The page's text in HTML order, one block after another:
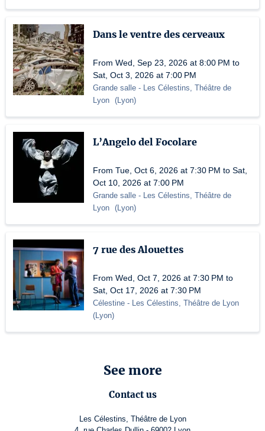
Dans le ventre des cerveaux
From Wed, Sep 23, 2026 at 8:00 PM to
Sat, Oct 3, 2026 at 7:00 PM
Grande salle - Les Célestins, Théâtre de
Lyon (Lyon)
L’Angelo del Focolare
From Tue, Oct 6, 2026 at 7:30 PM to Sat,
Oct 10, 2026 at 7:00 PM
Grande salle - Les Célestins, Théâtre de
Lyon (Lyon)
7 rue des Alouettes
From Wed, Oct 7, 2026 at 7:30 PM to
Sat, Oct 17, 2026 at 7:30 PM
Célestine - Les Célestins, Théâtre de Lyon
(Lyon)
See more
Contact us
Les Célestins, Théâtre de Lyon